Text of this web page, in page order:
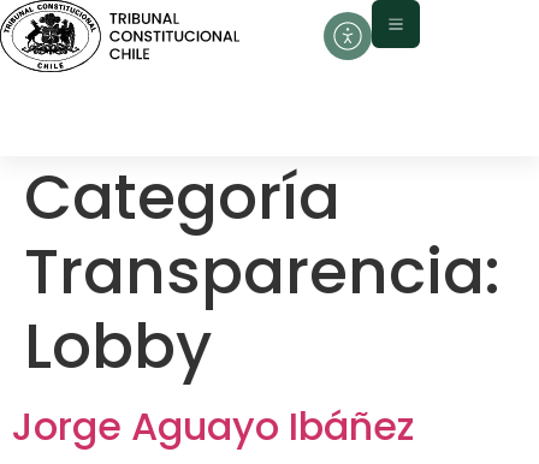
contenido
Categoría
Transparencia:
Lobby
Jorge Aguayo Ibáñez